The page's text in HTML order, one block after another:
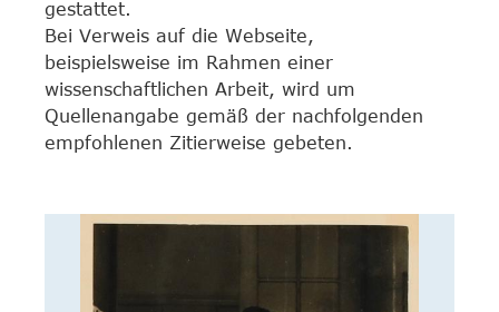
gestattet.
Bei Verweis auf die Webseite,
beispielsweise im Rahmen einer
wissenschaftlichen Arbeit, wird um
Quellenangabe gemäß der nachfolgenden
empfohlenen Zitierweise gebeten.